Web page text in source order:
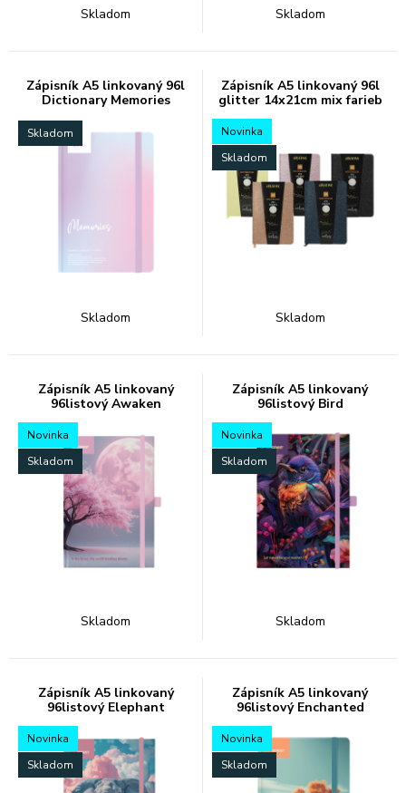
Skladom Skladom
Zápisník A5 linkovaný 96l
Dictionary Memories
Skladom
Skladom
Zápisník A5 linkovaný 96l
glitter 14x21cm mix farieb
Novinka
Skladom
Skladom
Zápisník A5 linkovaný
96listový Awaken
Novinka
Skladom
Skladom
Zápisník A5 linkovaný
96listový Bird
Novinka
Skladom
Skladom
Zápisník A5 linkovaný
96listový Elephant
Novinka
Skladom
Zápisník A5 linkovaný
96listový Enchanted
Novinka
Skladom